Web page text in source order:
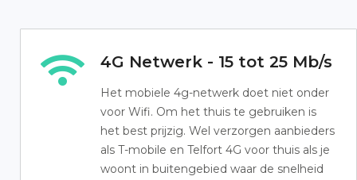
4G Netwerk - 15 tot 25 Mb/s
Het mobiele 4g-netwerk doet niet onder
voor Wifi. Om het thuis te gebruiken is
het best prijzig. Wel verzorgen aanbieders
als T-mobile en Telfort 4G voor thuis als je
woont in buitengebied waar de snelheid